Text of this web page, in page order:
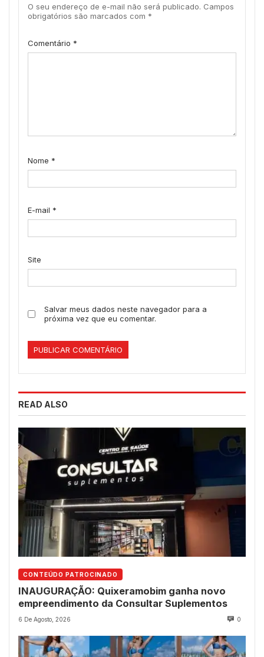
O seu endereço de e-mail não será publicado. Campos
obrigatórios são marcados com *
Comentário *
Nome *
E-mail *
Site
Salvar meus dados neste navegador para a
próxima vez que eu comentar.
READ ALSO
CONTEÚDO PATROCINADO
INAUGURAÇÃO: Quixeramobim ganha novo
empreendimento da Consultar Suplementos
6 De Agosto, 2026 0